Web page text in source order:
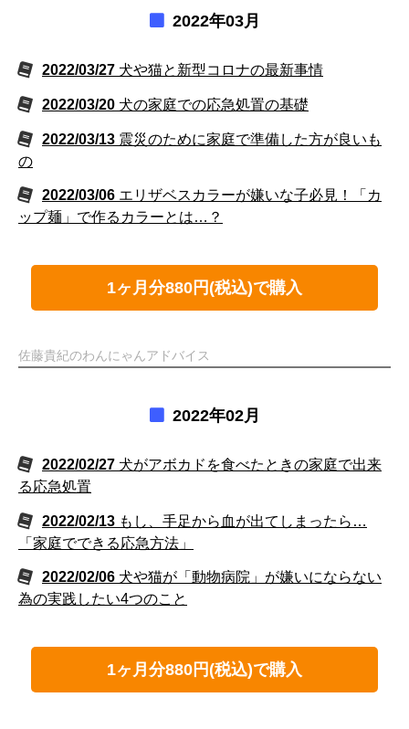
2022年03月
2022/03/27 犬や猫と新型コロナの最新事情
2022/03/20 犬の家庭での応急処置の基礎
2022/03/13 震災のために家庭で準備した方が良いも
の
2022/03/06 エリザベスカラーが嫌いな子必見！「カ
ップ麺」で作るカラーとは…？
1ヶ月分880円(税込)で購入
佐藤貴紀のわんにゃんアドバイス
2022年02月
2022/02/27 犬がアボカドを食べたときの家庭で出来
る応急処置
2022/02/13 もし、手足から血が出てしまったら…
「家庭でできる応急方法」
2022/02/06 犬や猫が「動物病院」が嫌いにならない
為の実践したい4つのこと
1ヶ月分880円(税込)で購入